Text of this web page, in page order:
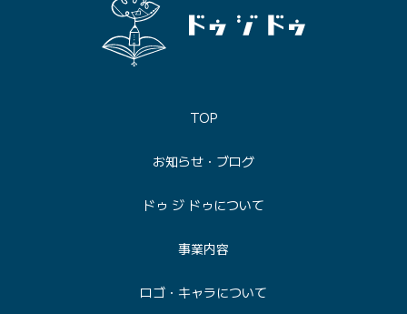
TOP
お知らせ・ブログ
ドゥ ジ ドゥについて
事業内容
ロゴ・キャラについて